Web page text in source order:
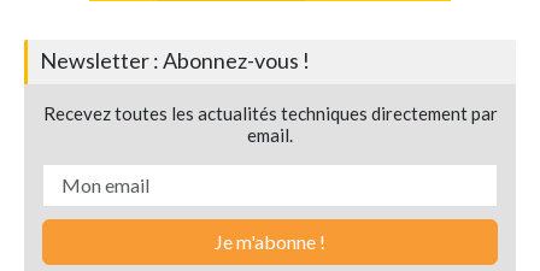
Newsletter : Abonnez-vous !
Recevez toutes les actualités techniques directement par
email.